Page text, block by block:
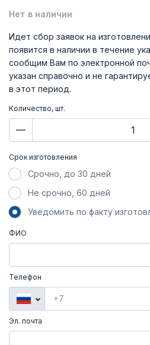
Нет в наличии
Идет сбор заявок на
появится в наличии в течение
сообщим Вам по электронной
указан справочно и не
в этот период.
Количество, шт.
Срок изготовления
Срочно, до 30 дней
Не срочно, 60 дней
Уведомить по факту
ФИО
Телефон
Эл. почта